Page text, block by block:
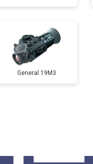
General 19M3